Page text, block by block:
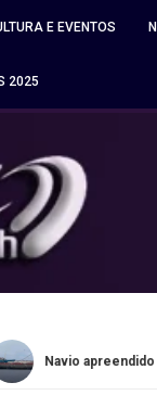
E EVENTOS
2025
PJ em Sines